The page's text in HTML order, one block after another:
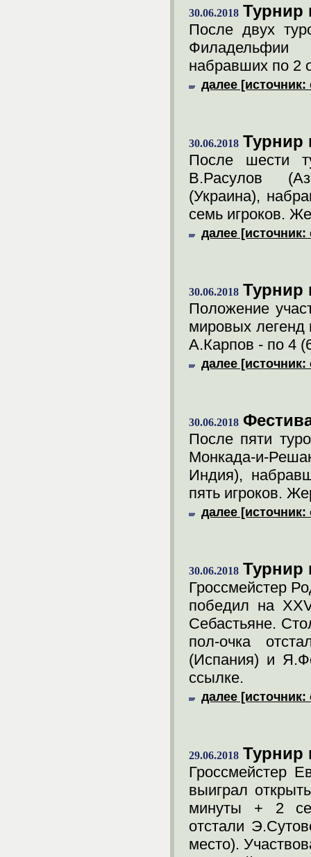
30.06.2018
После двух
Филадельфии
набравших по 2
далее
30.06.2018 Турнир
После шести
В.Расулов
(Украина),
семь игроков.
далее
30.06.2018 Турнир
Положение
мировых
А.Карпов - по 4
далее
30.06.2018
После пяти
Монкада-и-
Индия),
пять игроков.
далее
30.06.2018 Турнир
Гроссмейстер
победил на
Себастьяне.
пол-очка
(Испания) и
ссылке.
далее
29.06.2018 Турнир
Гроссмейстер
выиграл
минуты + 2
отстали
место).